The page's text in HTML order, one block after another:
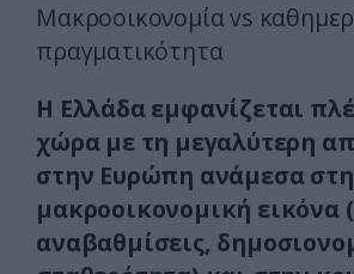
Μακροοικονομία vs
πραγματικότητα
Η Ελλάδα εμφανίζεται
χώρα με τη μεγαλύτερη
στην Ευρώπη ανάμεσα στη
μακροοικονομική εικόνα
αναβαθμίσεις,